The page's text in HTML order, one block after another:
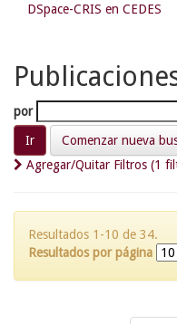
DSpace-CRIS en CEDES
por
Comenzar nueva
Agregar/Quitar Filtros (1
Resultados 1-10 de 34.
Resultados por página